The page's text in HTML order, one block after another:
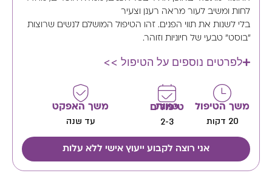
לחות ומשיב לעור מראה רענן וצעיר
בלי לשנות את תווי הפנים. זהו הטיפול המושלם לנשים שרוצות
"בוסט" טבעי של חיוניות וזוהר.
לפרטים נוספים על הטיפול >>
משך הטיפול
20 דקות
כמות טיפולים
2-3
משך האפקט
עד שנה
אני רוצה לקבוע ייעוץ אישי ללא עלות